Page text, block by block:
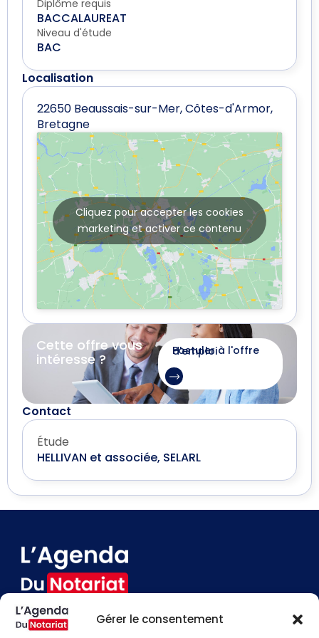
Gérer le consentement
Diplôme requis
BACCALAUREAT
Niveau d'étude
BAC
Localisation
22650 Beaussais-sur-Mer, Côtes-d'Armor,
Bretagne
Cliquez pour accepter les cookies
marketing et activer ce contenu
Cette offre vous
intéresse ?
Postuler à l'offre d'emploi
Contact
Étude
HELLIVAN et associée, SELARL